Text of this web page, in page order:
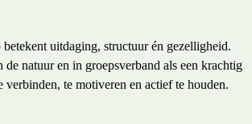
betekent uitdaging, structuur én gezelligheid.
natuur en in groepsverband als een krachtig
verbinden, te motiveren en actief te houden.